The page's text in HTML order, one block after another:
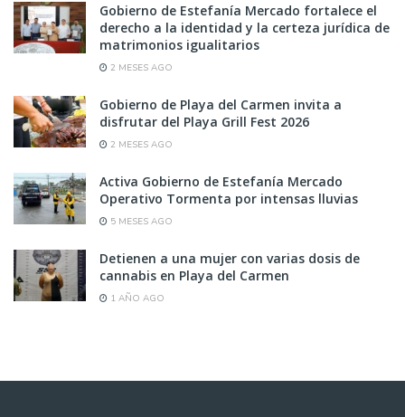
Gobierno de Estefanía Mercado fortalece el
derecho a la identidad y la certeza jurídica de
matrimonios igualitarios
2 MESES AGO
Gobierno de Playa del Carmen invita a
disfrutar del Playa Grill Fest 2026
2 MESES AGO
Activa Gobierno de Estefanía Mercado
Operativo Tormenta por intensas lluvias
5 MESES AGO
Detienen a una mujer con varias dosis de
cannabis en Playa del Carmen
1 AÑO AGO